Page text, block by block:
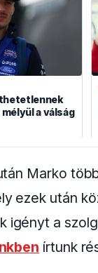
a válság